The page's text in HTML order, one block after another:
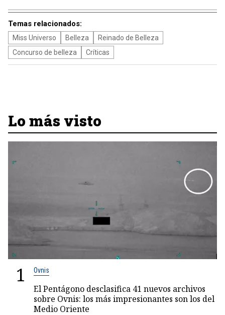
Temas relacionados:
Miss Universo Belleza
Reinado de Belleza
Concurso de belleza
Críticas
Lo más visto
1 Ovnis
El Pentágono desclasifica 41 nuevos archivos
sobre Ovnis: los más impresionantes son los del
Medio Oriente